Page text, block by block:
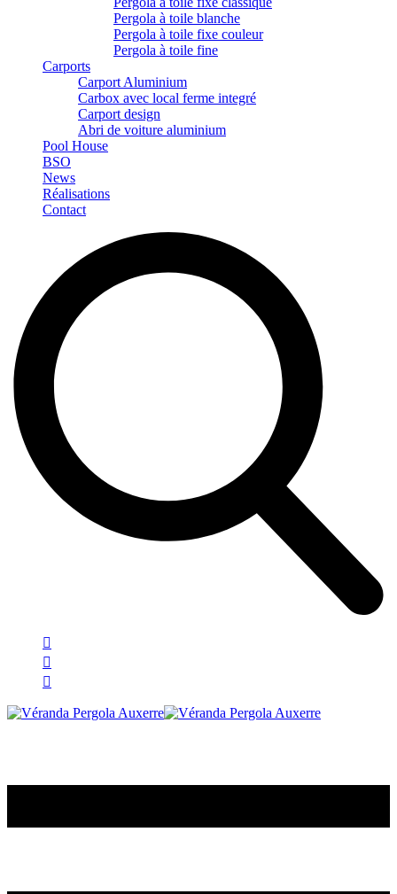
Pergola à toile blanche
Pergola à toile fixe couleur
Pergola à toile fine
Carports
Carport Aluminium
Carbox avec local ferme integré
Carport design
Abri de voiture aluminium
Pool House
BSO
News
Réalisations
Contact